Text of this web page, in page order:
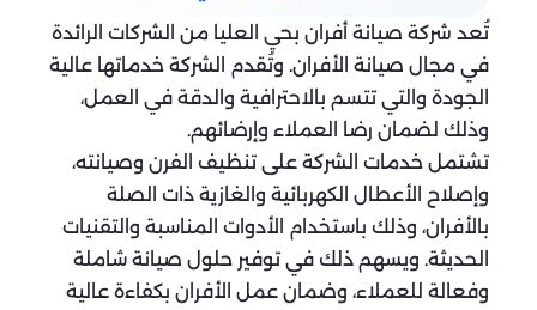
تُعد شركة صيانة أفران بحي العليا من الشركات الرائدة
في مجال صيانة الأفران. وتُقدم الشركة خدماتها عالية
الجودة والتي تتسم بالاحترافية والدقة في العمل،
وذلك لضمان رضا العملاء وإرضائهم.
تشتمل خدمات الشركة على تنظيف الفرن وصيانته،
وإصلاح الأعطال الكهربائية والغازية ذات الصلة
بالأفران، وذلك باستخدام الأدوات المناسبة والتقنيات
الحديثة. ويسهم ذلك في توفير حلول صيانة شاملة
وفعالة للعملاء، وضمان عمل الأفران بكفاءة عالية